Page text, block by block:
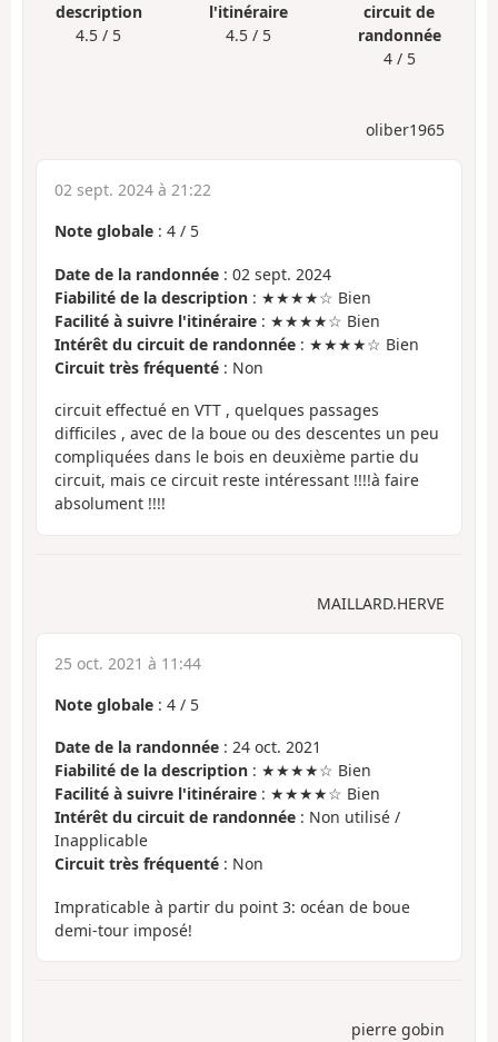
description
4.5 / 5
l'itinéraire
4.5 / 5
circuit de
randonnée
4 / 5
oliber1965
02 sept. 2024 à 21:22
Note globale : 4 / 5
Date de la randonnée : 02 sept. 2024
Fiabilité de la description : ★★★★☆ Bien
Facilité à suivre l'itinéraire : ★★★★☆ Bien
Intérêt du circuit de randonnée : ★★★★☆ Bien
Circuit très fréquenté : Non
circuit effectué en VTT , quelques passages
difficiles , avec de la boue ou des descentes un peu
compliquées dans le bois en deuxième partie du
circuit, mais ce circuit reste intéressant !!!!à faire
absolument !!!!
MAILLARD.HERVE
25 oct. 2021 à 11:44
Note globale : 4 / 5
Date de la randonnée : 24 oct. 2021
Fiabilité de la description : ★★★★☆ Bien
Facilité à suivre l'itinéraire : ★★★★☆ Bien
Intérêt du circuit de randonnée : Non utilisé /
Inapplicable
Circuit très fréquenté : Non
Impraticable à partir du point 3: océan de boue
demi-tour imposé!
pierre gobin